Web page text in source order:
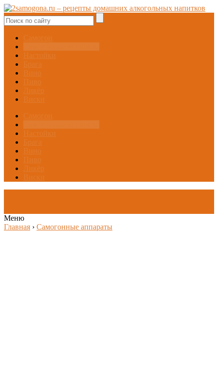
Самогон
Настойки
Брага
Вино
Пиво
Ликёр
Виски
Самогон
Настойки
Брага
Вино
Пиво
Ликёр
Виски
Меню
Главная › Самогонные аппараты